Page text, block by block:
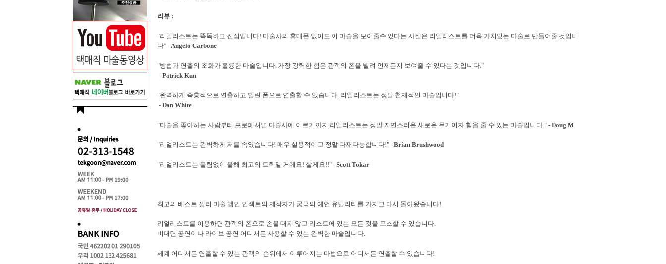
리뷰 :
"리얼리스트는 똑똑하고 진심입니다! 마술사의 휴대폰 없이도 이 마술을 보여줄수 있다는 사실은 리얼리스트를 더욱 가치있는 마술로 만들어줄 것입니
다" - Angelo Carbone
"방법과 연출의 조화가 훌륭한 마술입니다. 가장 강력한 힘은 관객의 폰을 빌려 언제든지 보여줄 수 있다는 것입니다."
- Patrick Kun
"완벽하게 즉흥적으로 연출하고 빌린 폰으로 연출할 수 있습니다. 리얼리스트는 정말 천재적인 마술입니다!"
- Dan White
"마술을 좋아하는 사람부터 프로페셔널 마술사에 이르기까지 리얼리스트는 정말 자연스러운 새로운 무기이자 힘을 줄 수 있는 마술입니다." - Doug M
"리얼리스트는 완벽하게 저를 속였습니다! 매우 실용적이고 정말 다재다능합니다!" - Brian Brushwood
"리얼리스트는 틀림없이 올해 최고의 트릭일 거에요! 살게요!!" - Scott Tokar
최고의 베스트 셀러 마술 앱인 인젝트의 제작자가 궁극의 예언 유틸리티를 가지고 다시 돌아왔습니다!
리얼리스트를 이용하면 관객의 폰으로 손을 대지 않고 리스트에 있는 모든 것을 포스할 수 있습니다.
비대면 공연이나 라이브 공연 어디서든 사용할 수 있는 완벽한 마술입니다.
세계 어디서든 연출할 수 있는 관객의 손위에서 이루어지는 마법으로 어디서든 연출할 수 있습니다!